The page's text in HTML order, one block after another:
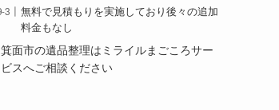
無料で見積もりを実施しており後々の追加
料金もなし
箕面市の遺品整理はミライルまごころサー
ビスへご相談ください